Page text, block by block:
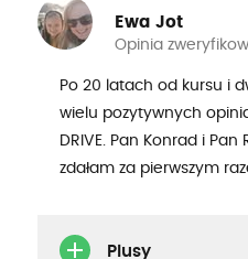
Ewa Jot
Opinia
Po 20 latach od kursu i
wielu pozytywnych
DRIVE. Pan Konrad i
zdałam za pierwszym
Plusy